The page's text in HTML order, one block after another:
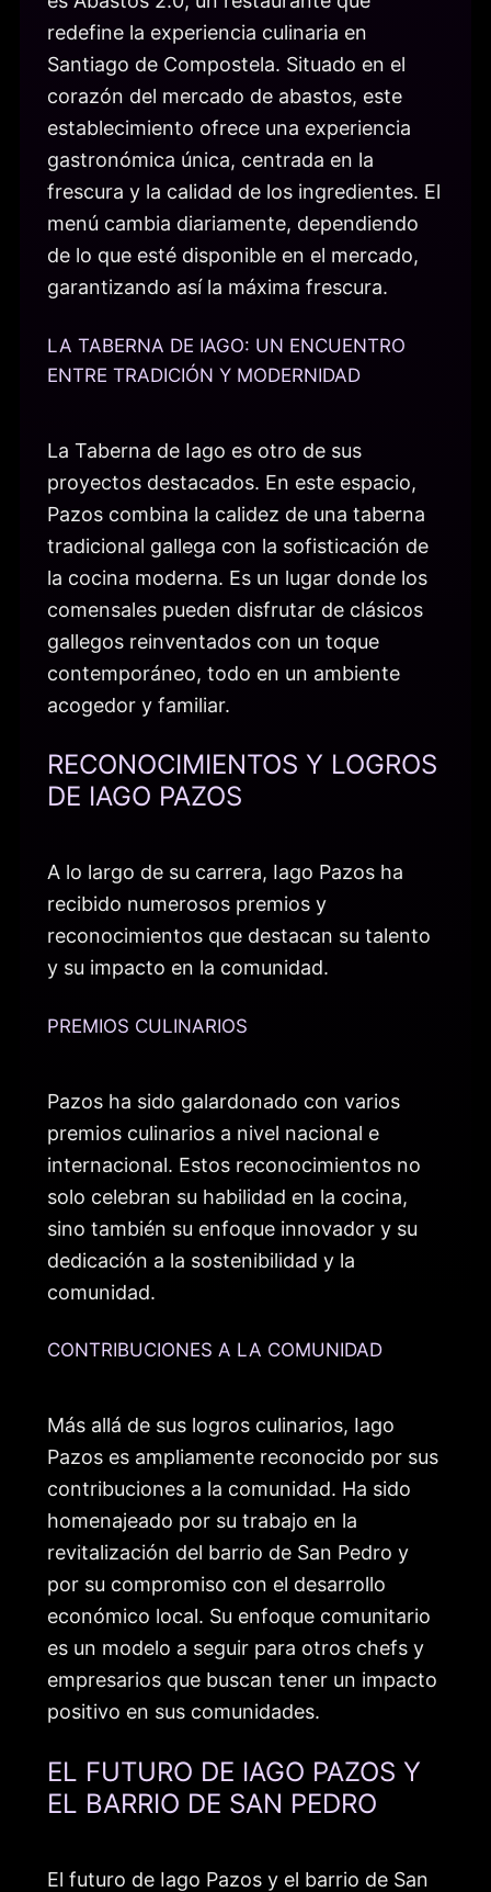
redefine la experiencia culinaria en
Santiago de Compostela. Situado en el
corazón del mercado de abastos, este
establecimiento ofrece una experiencia
gastronómica única, centrada en la
frescura y la calidad de los ingredientes. El
menú cambia diariamente, dependiendo
de lo que esté disponible en el mercado,
garantizando así la máxima frescura.
LA TABERNA DE IAGO: UN ENCUENTRO
ENTRE TRADICIÓN Y MODERNIDAD
La Taberna de Iago es otro de sus
proyectos destacados. En este espacio,
Pazos combina la calidez de una taberna
tradicional gallega con la sofisticación de
la cocina moderna. Es un lugar donde los
comensales pueden disfrutar de clásicos
gallegos reinventados con un toque
contemporáneo, todo en un ambiente
acogedor y familiar.
RECONOCIMIENTOS Y LOGROS
DE IAGO PAZOS
A lo largo de su carrera, Iago Pazos ha
recibido numerosos premios y
reconocimientos que destacan su talento
y su impacto en la comunidad.
PREMIOS CULINARIOS
Pazos ha sido galardonado con varios
premios culinarios a nivel nacional e
internacional. Estos reconocimientos no
solo celebran su habilidad en la cocina,
sino también su enfoque innovador y su
dedicación a la sostenibilidad y la
comunidad.
CONTRIBUCIONES A LA COMUNIDAD
Más allá de sus logros culinarios, Iago
Pazos es ampliamente reconocido por sus
contribuciones a la comunidad. Ha sido
homenajeado por su trabajo en la
revitalización del barrio de San Pedro y
por su compromiso con el desarrollo
económico local. Su enfoque comunitario
es un modelo a seguir para otros chefs y
empresarios que buscan tener un impacto
positivo en sus comunidades.
EL FUTURO DE IAGO PAZOS Y
EL BARRIO DE SAN PEDRO
El futuro de Iago Pazos y el barrio de San